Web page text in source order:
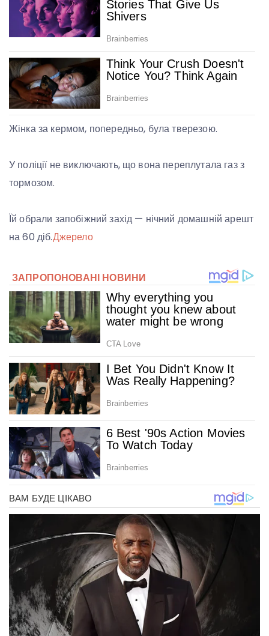
Жінка за кермом, попередньо, була тверезою.
У поліції не виключають, що вона переплутала газ з
тормозом.
Їй обрали запобіжний захід — нічний домашній арешт
на 60 діб.Джерело